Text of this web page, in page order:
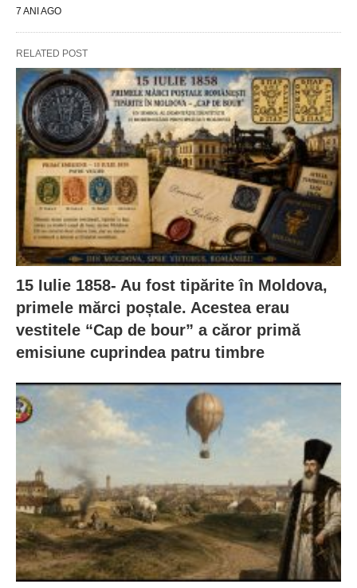
7 ANI AGO
RELATED POST
15 Iulie 1858- Au fost tipărite în Moldova,
primele mărci poștale. Acestea erau
vestitele “Cap de bour” a căror primă
emisiune cuprindea patru timbre